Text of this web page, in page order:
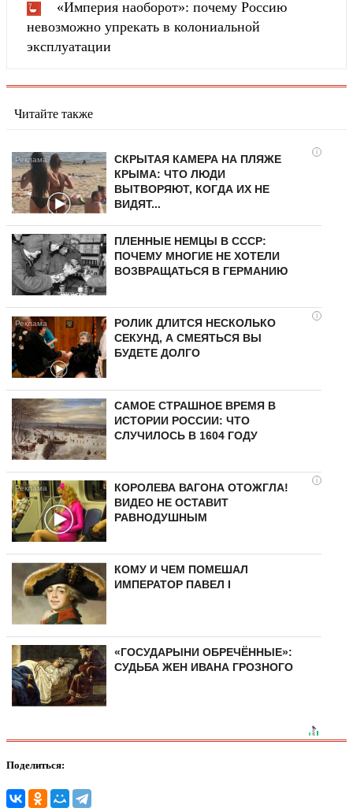
«Империя наоборот»: почему Россию
невозможно упрекать в колониальной
эксплуатации
Читайте также
i
СКРЫТАЯ КАМЕРА НА ПЛЯЖЕ
КРЫМА: ЧТО ЛЮДИ
ВЫТВОРЯЮТ, КОГДА ИХ НЕ
ВИДЯТ...
ПЛЕННЫЕ НЕМЦЫ В СССР:
ПОЧЕМУ МНОГИЕ НЕ ХОТЕЛИ
ВОЗВРАЩАТЬСЯ В ГЕРМАНИЮ
i
РОЛИК ДЛИТСЯ НЕСКОЛЬКО
СЕКУНД, А СМЕЯТЬСЯ ВЫ
БУДЕТЕ ДОЛГО
САМОЕ СТРАШНОЕ ВРЕМЯ В
ИСТОРИИ РОССИИ: ЧТО
СЛУЧИЛОСЬ В 1604 ГОДУ
i
КОРОЛЕВА ВАГОНА ОТОЖГЛА!
ВИДЕО НЕ ОСТАВИТ
РАВНОДУШНЫМ
КОМУ И ЧЕМ ПОМЕШАЛ
ИМПЕРАТОР ПАВЕЛ I
«ГОСУДАРЫНИ ОБРЕЧЁННЫЕ»:
СУДЬБА ЖЕН ИВАНА ГРОЗНОГО
Поделиться: